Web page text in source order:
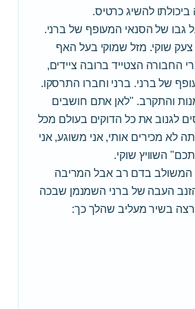
ביכולתו להשיג כרטיס.
גבו של הסנאי המעופף של ברני.
שוקי. מזל שמוקי בעל האף
החבורה הצטייד ברובה ציידים,
של ברני. ברני וחברו התרסקו.
והתקרב. "לאן אתם חושבים
לגנוב את כל הדוקים בעולם מכל
לא מכירים אותי, אני משוגע, אני
השוויץ שוקי.
בדם רב אבל המריבה
העבה של ברני השמנמן שבכה
בשיר מעליב שהלך כך: